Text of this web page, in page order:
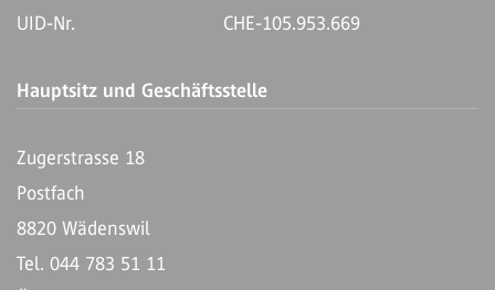
UID-Nr.
CHE-105.953.669
Hauptsitz und Geschäftsstelle
Zugerstrasse 18
Postfach
8820 Wädenswil
Tel. 044 783 51 11